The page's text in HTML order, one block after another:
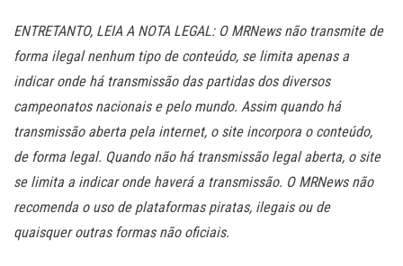
ENTRETANTO, LEIA A NOTA LEGAL: O MRNews não transmite de
forma ilegal nenhum tipo de conteúdo, se limita apenas a
indicar onde há transmissão das partidas dos diversos
campeonatos nacionais e pelo mundo. Assim quando há
transmissão aberta pela internet, o site incorpora o conteúdo,
de forma legal. Quando não há transmissão legal aberta, o site
se limita a indicar onde haverá a transmissão. O MRNews não
recomenda o uso de plataformas piratas, ilegais ou de
quaisquer outras formas não oficiais.